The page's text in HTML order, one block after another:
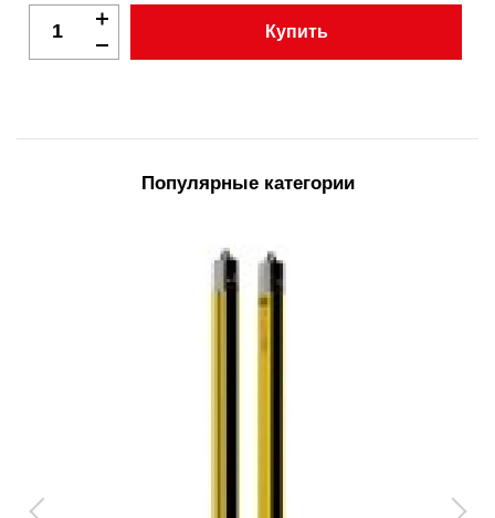
Купить
Популярные категории